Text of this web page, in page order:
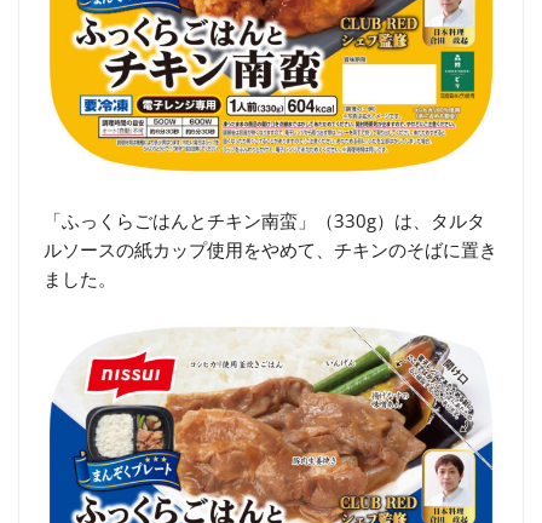
「ふっくらごはんとチキン南蛮」（330g）は、タルタ
ルソースの紙カップ使用をやめて、チキンのそばに置き
ました。